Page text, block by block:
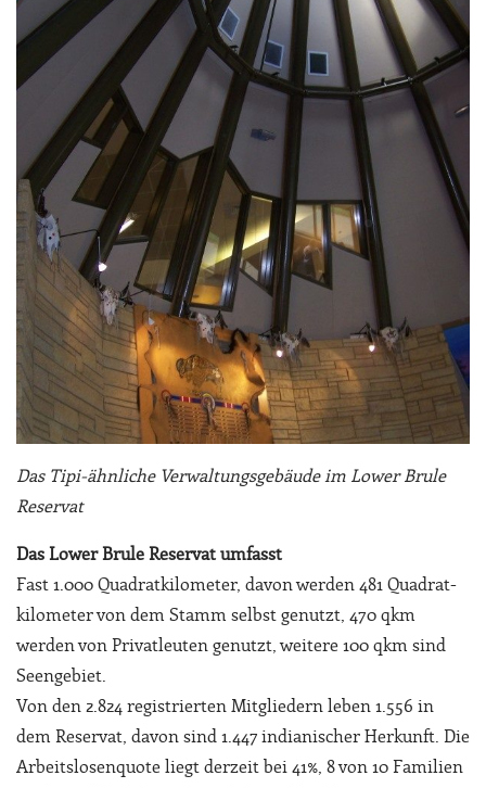
Das Tipi-ähnliche Verwaltungsgebäude im Lower Brule
Reservat
Das Lower Brule Reservat umfasst
Fast 1.000 Quadratkilometer, davon werden 481 Quadrat-
kilometer von dem Stamm selbst genutzt, 470 qkm
werden von Privatleuten genutzt, weitere 100 qkm sind
Seengebiet.
Von den 2.824 registrierten Mitgliedern leben 1.556 in
dem Reservat, davon sind 1.447 indianischer Herkunft. Die
Arbeitslosenquote liegt derzeit bei 41%, 8 von 10 Familien